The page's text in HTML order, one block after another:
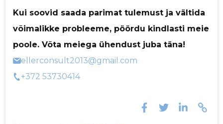
Kui soovid saada parimat tulemust ja vältida
võimalikke probleeme, pöördu kindlasti meie
poole. Võta meiega ühendust juba täna!
ellerconsult2013@gmail.com
+372 53730414